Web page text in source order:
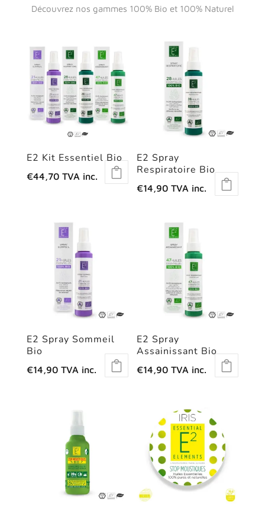
Découvrez nos gammes 100% Bio et 100% Naturel
E2 Kit Essentiel Bio
€44,70 TVA inc.
E2 Spray
Respiratoire Bio
€14,90 TVA inc.
E2 Spray Sommeil
Bio
€14,90 TVA inc.
E2 Spray
Assainissant Bio
€14,90 TVA inc.